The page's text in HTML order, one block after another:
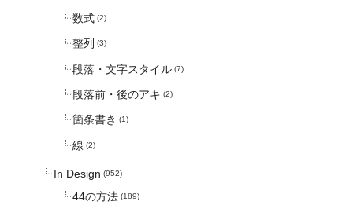
数式 (2)
整列 (3)
段落・文字スタイル (7)
段落前・後のアキ (2)
箇条書き (1)
線 (2)
In Design (952)
44の方法 (189)